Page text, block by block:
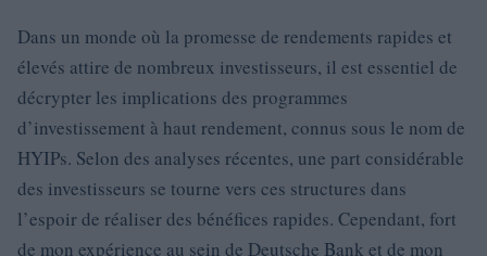
Dans un monde où la promesse de rendements rapides et
élevés attire de nombreux investisseurs, il est essentiel de
décrypter les implications des programmes
d’investissement à haut rendement, connus sous le nom de
HYIPs. Selon des analyses récentes, une part considérable
des investisseurs se tourne vers ces structures dans
l’espoir de réaliser des bénéfices rapides. Cependant, fort
de mon expérience au sein de Deutsche Bank et de mon